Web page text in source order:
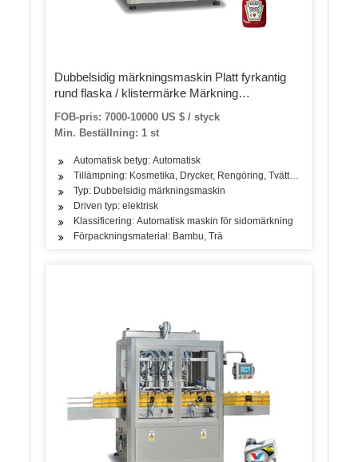
Dubbelsidig märkningsmaskin Platt fyrkantig
rund flaska / klistermärke Märkning
Förpackning Fyllningslockmaskintillverkare
FOB-pris: 7000-10000 US $ / styck
Min. Beställning: 1 st
Automatisk betyg: Automatisk
Tillämpning: Kosmetika, Drycker, Rengöring, Tvättmedel,
Typ: Dubbelsidig märkningsmaskin
Driven typ: elektrisk
Klassificering: Automatisk maskin för sidomärkning
Förpackningsmaterial: Bambu, Trä